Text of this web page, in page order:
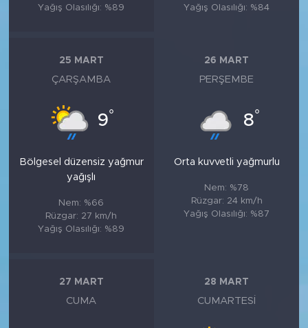
Yağış Olasılığı: %89
Yağış Olasılığı: %84
25 MART
ÇARŞAMBA
9°
Bölgesel düzensiz yağmur
yağışlı
Nem: %66
Rüzgar: 27 km/h
Yağış Olasılığı: %89
26 MART
PERŞEMBE
8°
Orta kuvvetli yağmurlu
Nem: %78
Rüzgar: 24 km/h
Yağış Olasılığı: %87
27 MART
CUMA
28 MART
CUMARTESI